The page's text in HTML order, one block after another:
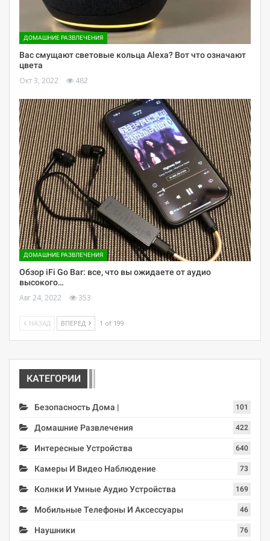
ДОМАШНИЕ РАЗВЛЕЧЕНИЯ
Вас смущают световые кольца Alexa? Вот что означают
цвета
Окт 3, 2022 482
ДОМАШНИЕ РАЗВЛЕЧЕНИЯ
Обзор iFi Go Bar: все, что вы ожидаете от аудио
высокого…
Авг 24, 2022 353
НАЗАД ВПЕРЕД 1 of 199
КАТЕГОРИИ
Безопасность Дома | 101
Домашние Развлечения 422
Интересные Устройства 640
Камеры И Видео Наблюдение 73
Колнки И Умные Аудио Устройства 169
Мобильные Телефоны И Аксессуары 46
Наушники 76